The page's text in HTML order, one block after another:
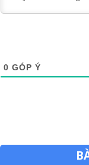
0 GÓP Ý